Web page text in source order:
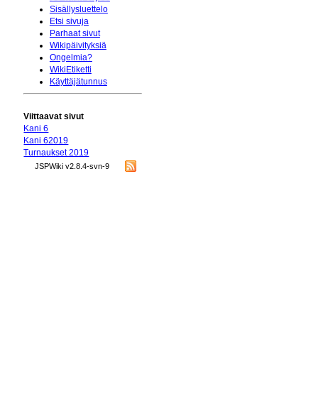
Sisällysluettelo
Etsi sivuja
Parhaat sivut
Wikipäivityksiä
Ongelmia?
WikiEtiketti
Käyttäjätunnus
Viittaavat sivut
Kani 6
Kani 62019
Turnaukset 2019
JSPWiki v2.8.4-svn-9